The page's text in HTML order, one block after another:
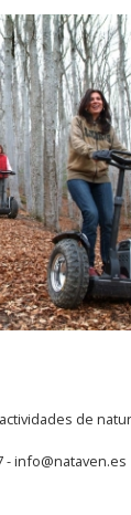
de
- info@nataven.es